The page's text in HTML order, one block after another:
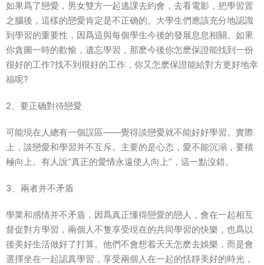
如果爲了戀愛，男女雙方一起逃課去約會，去看電影，把學習置
之腦後，這樣的戀愛肯定是不正确的。大學生們應該充分地認識
到學習的重要性，因爲這與每個學生今後的發展息息相關。如果
你貪圖一時的歡愉，遺忘學習，那麽今後你怎麽保證能找到一份
很好的工作?找不到很好的工作，你又怎麽保證能給對方更好地幸
福呢?
2、要正确對待戀愛
可能現在人總有一個誤區——覺得談戀愛就不能好好學習。實際
上，談戀愛和學習并不互斥。主要的是心态，愛不能沉溺，要積
極向上。有人說“真正的愛情永遠使人向上”，這一點沒錯。
3、兩者并不矛盾
學業和感情并不矛盾，因爲真正懂得戀愛的戀人，會在一起相互
督促對方學習，兩個人不隻享受現在的共同學習的快樂，也爲以
後美好生活做好了打算。他們不會想着天天怎麽去娛樂，而是會
選擇坐在一起認真學習，享受兩個人在一起的恬靜美好的時光，